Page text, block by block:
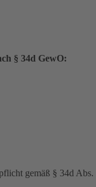
§ 34d GewO:
gemäß § 34d